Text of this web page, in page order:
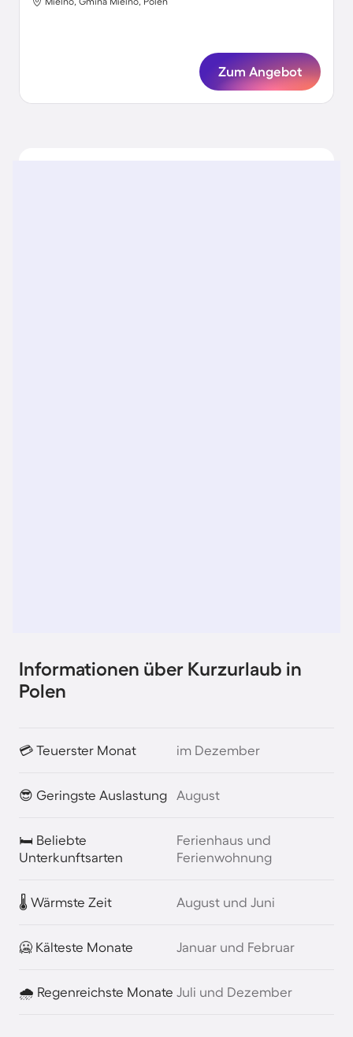
Zum Angebot
Informationen über Kurzurlaub in
Polen
💳 Teuerster Monat im Dezember
😎 Geringste Auslastung August
🛏️ Beliebte
Unterkunftsarten
Ferienhaus und
Ferienwohnung
🌡️ Wärmste Zeit August und Juni
🥶 Kälteste Monate Januar und Februar
🌧️ Regenreichste Monate Juli und Dezember